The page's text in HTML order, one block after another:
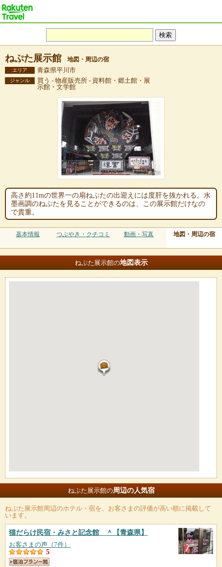
ねぷた展示館 地図・周辺の宿
エリア 青森県平川市
ジャンル
買う - 物産販売所 - 資料館・郷土館・展
示館・文学館
高さ約11mの世界一の扇ねぷたの出迎えには度肝を抜かれる。水
墨画調のねぷたを見ることができるのは、この展示館だけなの
で貴重。
基本情報 つぶやき・クチコミ 動画・写真 地図・周辺の宿
ねぷた展示館の地図表示
ねぷた展示館の周辺の人気宿
ねぷた展示館周辺のホテル・宿を、お客さまの評価が高い順に掲載して
います。
猫だらけ民宿・みさと記念館 ＾ 【青森県】
お客さまの声（7件）
5